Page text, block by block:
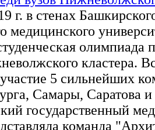
г. в стенах
медицинского
олимпиада
кластера.
5 сильнейших
Самары, Саратова
государственный
команда